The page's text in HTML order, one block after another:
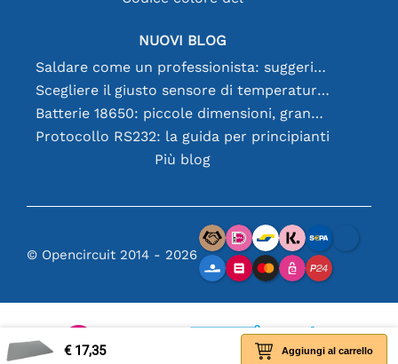
€ 17,35 Aggiungi al carrello
NUOVI BLOG
Saldare come un professionista: suggerimenti per connessioni elettroniche perfette
Scegliere il giusto sensore di temperatura [youtube]
Batterie 18650: piccole dimensioni, grandi prestazioni
Protocollo RS232: la guida per principianti
Più blog
© Opencircuit 2014 - 2026